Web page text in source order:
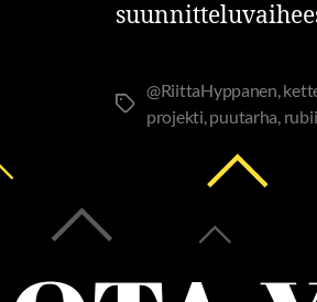
@RiittaHyppanen
projekti puutarha